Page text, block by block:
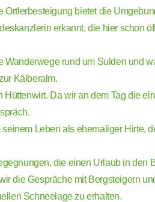
Ortlerbesteigung bietet die
erkannt, die hier schon
Wanderwege rund um Sulden und
Kälberalm.
Hüttenwirt. Da wir an dem Tag die
Leben als ehemaliger Hirte,
die einen Urlaub in den
die Gespräche mit Bergsteigern
Schneelage zu erhalten.